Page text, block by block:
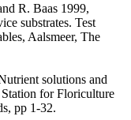
R. Baas 1999,
substrates. Test
Aalsmeer, The
solutions and
for Floriculture
pp 1-32.